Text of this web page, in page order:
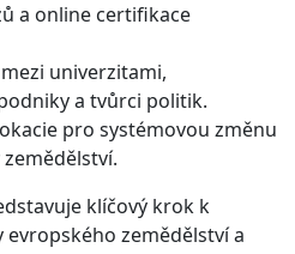
a online certifikace
univerzitami,
a tvůrci politik.
pro systémovou změnu
klíčový krok k
zemědělství a